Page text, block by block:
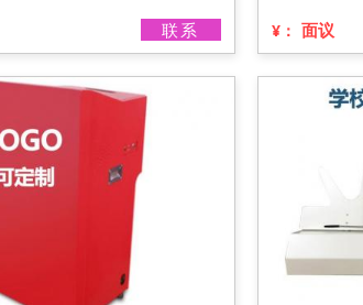
联系 ¥： 面议